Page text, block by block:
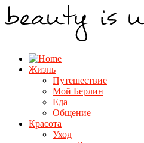
Жизнь
Путешествие
Мой Берлин
Еда
Общение
Красота
Уход